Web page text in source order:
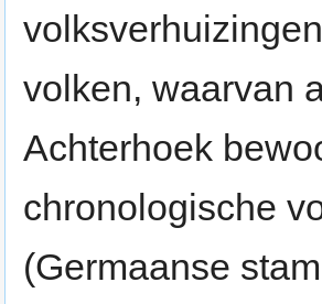
volken, waarvan
Achterhoek
chronologische
(Germaanse